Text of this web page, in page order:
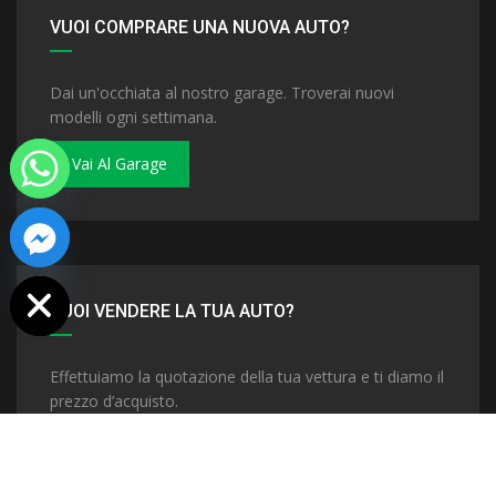
VUOI COMPRARE UNA NUOVA AUTO?
Dai un'occhiata al nostro garage. Troverai nuovi
modelli ogni settimana.
Vai Al Garage
VUOI VENDERE LA TUA AUTO?
Effettuiamo la quotazione della tua vettura e ti diamo il
prezzo d’acquisto.